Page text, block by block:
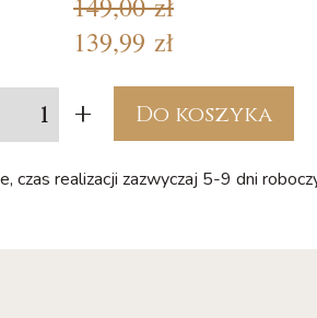
139,99 zł
+ Do koszyka
czas realizacji zazwyczaj 5-9 dni